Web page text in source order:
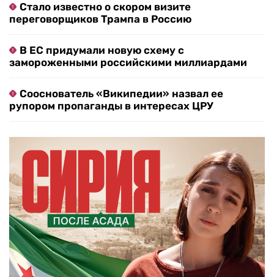
Стало известно о скором визите
переговорщиков Трампа в Россию
В ЕС придумали новую схему с
замороженными российскими миллиардами
Сооснователь «Википедии» назвал ее
рупором пропаганды в интересах ЦРУ